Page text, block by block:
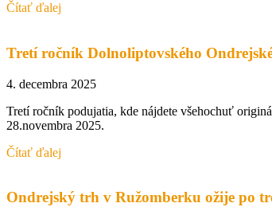
Čítať ďalej
Tretí ročník Dolnoliptovského
4. decembra 2025
Tretí ročník podujatia, kde nájdete všehochuť
28.novembra 2025.
Čítať ďalej
Ondrejský trh v Ružomberku ožije po